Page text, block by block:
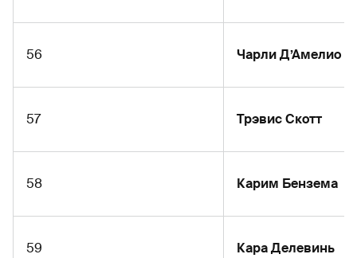
56 Чарли Д’Амелио
57 Трэвис Скотт
58 Карим Бензема
59 Кара Делевинь